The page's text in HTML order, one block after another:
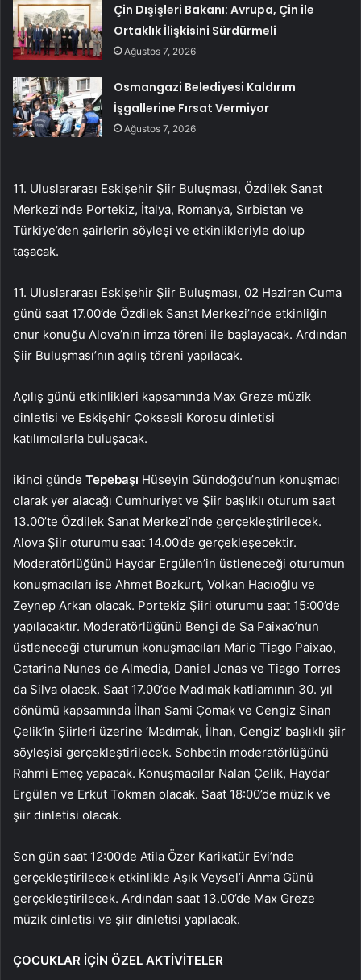
Çin Dışişleri Bakanı: Avrupa, Çin ile
Ortaklık İlişkisini Sürdürmeli
Ağustos 7, 2026
Osmangazi Belediyesi Kaldırım
İşgallerine Fırsat Vermiyor
Ağustos 7, 2026
11. Uluslararası Eskişehir Şiir Buluşması, Özdilek Sanat
Merkezi’nde Portekiz, İtalya, Romanya, Sırbistan ve
Türkiye’den şairlerin söyleşi ve etkinlikleriyle dolup
taşacak.
11. Uluslararası Eskişehir Şiir Buluşması, 02 Haziran Cuma
günü saat 17.00’de Özdilek Sanat Merkezi’nde etkinliğin
onur konuğu Alova’nın imza töreni ile başlayacak. Ardından
Şiir Buluşması’nın açılış töreni yapılacak.
Açılış günü etkinlikleri kapsamında Max Greze müzik
dinletisi ve Eskişehir Çoksesli Korosu dinletisi
katılımcılarla buluşacak.
ikinci günde Tepebaşı Hüseyin Gündoğdu’nun konuşmacı
olarak yer alacağı Cumhuriyet ve Şiir başlıklı oturum saat
13.00’te Özdilek Sanat Merkezi’nde gerçekleştirilecek.
Alova Şiir oturumu saat 14.00’de gerçekleşecektir.
Moderatörlüğünü Haydar Ergülen’in üstleneceği oturumun
konuşmacıları ise Ahmet Bozkurt, Volkan Hacıoğlu ve
Zeynep Arkan olacak. Portekiz Şiiri oturumu saat 15:00’de
yapılacaktır. Moderatörlüğünü Bengi de Sa Paixao’nun
üstleneceği oturumun konuşmacıları Mario Tiago Paixao,
Catarina Nunes de Almedia, Daniel Jonas ve Tiago Torres
da Silva olacak. Saat 17.00’de Madımak katliamının 30. yıl
dönümü kapsamında İlhan Sami Çomak ve Cengiz Sinan
Çelik’in Şiirleri üzerine ‘Madımak, İlhan, Cengiz’ başlıklı şiir
söyleşisi gerçekleştirilecek. Sohbetin moderatörlüğünü
Rahmi Emeç yapacak. Konuşmacılar Nalan Çelik, Haydar
Ergülen ve Erkut Tokman olacak. Saat 18:00’de müzik ve
şiir dinletisi olacak.
Son gün saat 12:00’de Atila Özer Karikatür Evi’nde
gerçekleştirilecek etkinlikle Aşık Veysel’i Anma Günü
gerçekleştirilecek. Ardından saat 13.00’de Max Greze
müzik dinletisi ve şiir dinletisi yapılacak.
ÇOCUKLAR İÇİN ÖZEL AKTİVİTELER